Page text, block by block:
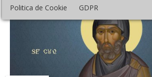
Politica de Cookie GDPR